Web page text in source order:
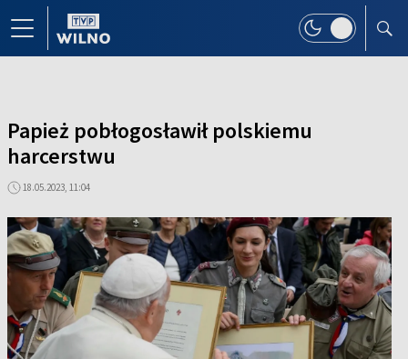
Papież pobłogosławił polskiemu
harcerstwu
18.05.2023, 11:04